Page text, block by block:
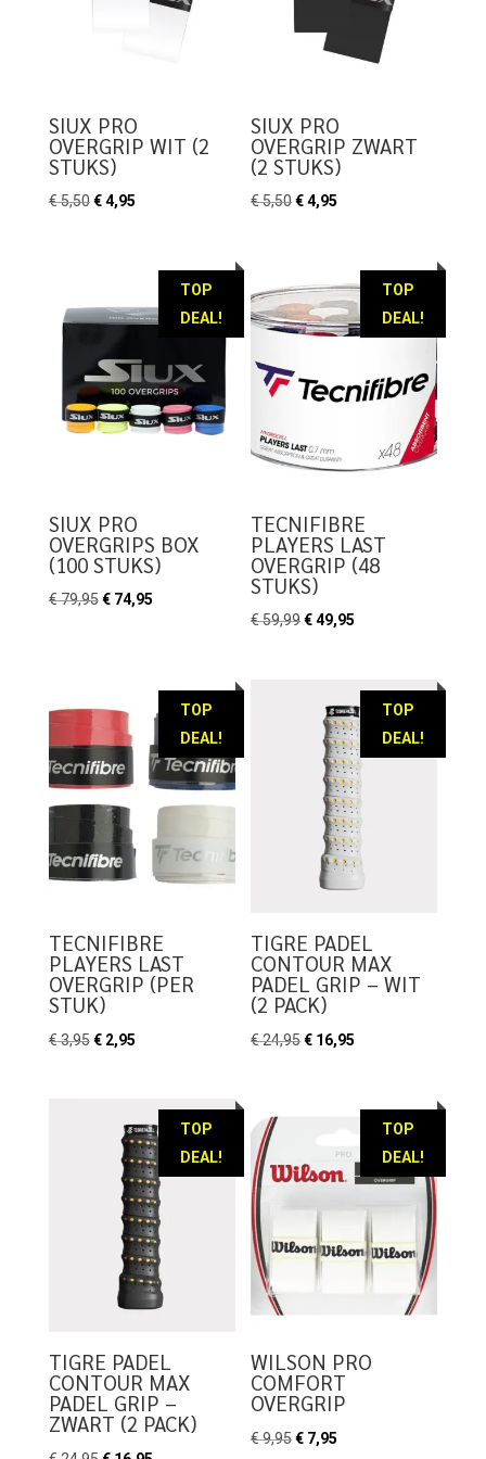
SIUX PRO
OVERGRIP WIT (2
STUKS)
€5,50 Oorspronkelijke
€4,95Huidige
SIUX PRO
OVERGRIP ZWART
(2 STUKS)
€5,50Oorspronkelijke
€ 5,50.
€4,95
€ 4,95.
TOP
DEAL!
SIUX PRO
OVERGRIPS BOX
(100 STUKS)
€79,95 Oorspronkelijke
€74,95Huidige
TOP
DEAL!
TECNIFIBRE
PLAYERS LAST
OVERGRIP (48
STUKS)
€59,99Oorspronkelijke
€ 59,99.
€49,95
€ 49,95.
TOP
DEAL!
TECNIFIBRE
PLAYERS LAST
OVERGRIP (PER
STUK)
€3,95 Oorspronkelijke
€ 3,95.
€2,95Huidige
€ 2,95.
TOP
DEAL!
TIGRE PADEL
CONTOUR MAX
PADEL GRIP – WIT
(2 PACK)
€24,95Oorspronkelijke
€ 16,95
€ 16,95.
TOP
DEAL!
TIGRE PADEL
CONTOUR MAX
PADEL GRIP –
ZWART (2 PACK)
TOP
DEAL!
WILSON PRO
COMFORT
OVERGRIP
€9,95Oorspronkelijke
€ 7,95